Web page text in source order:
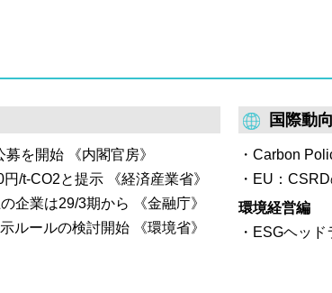
を開始 《内閣官房》
/t-CO2と提示 《経済産業省》
企業は29/3期から 《金融庁》
ルールの検討開始 《環境省》
国際動向
Carbon
EU：
環境経営編
ESGヘッド